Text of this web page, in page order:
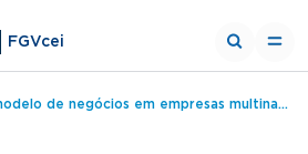
FGVcei
negócios em empresas multinacionais de países emergentes